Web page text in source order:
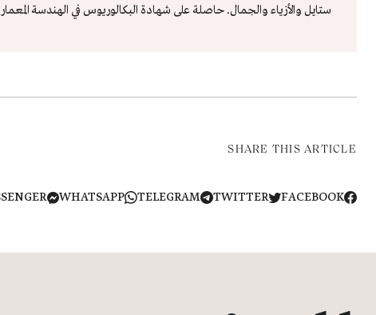
ستايل والأزياء والجمال. حاصلة على شهادة البكالوريوس في الهندسة
SHARE THIS ARTICLE
FACEBOOK
TWITTER
TELEGRAM
WHATSAPP